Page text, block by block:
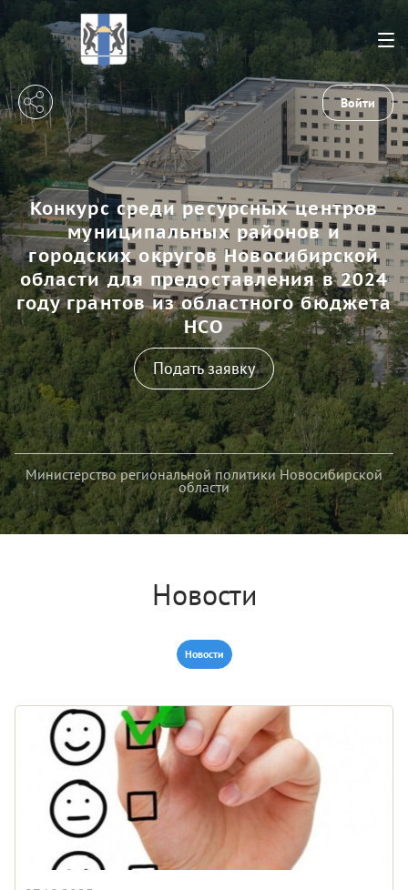
Войти
Конкурс среди ресурсных центров
муниципальных районов и
городских округов Новосибирской
области для предоставления в 2024
году грантов из областного бюджета
НСО
Подать заявку
Министерство региональной политики Новосибирской
области
Новости
Новости